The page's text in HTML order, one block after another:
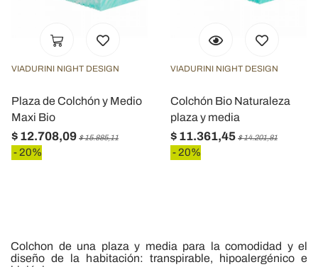
con altre informazioni che ha fornito loro o che hanno
raccolto dal suo utilizzo dei loro servizi.
VIADURINI NIGHT DESIGN
Plaza de Colchón y Medio
Maxi Bio
$ 12.708,09 $ 15.885,11
- 20%
VIADURINI NIGHT DESIGN
Colchón Bio Naturaleza
plaza y media
$ 11.361,45 $ 14.201,81
- 20%
Colchon de una plaza y media para la comodidad y el
diseño de la habitación: transpirable, hipoalergénico e